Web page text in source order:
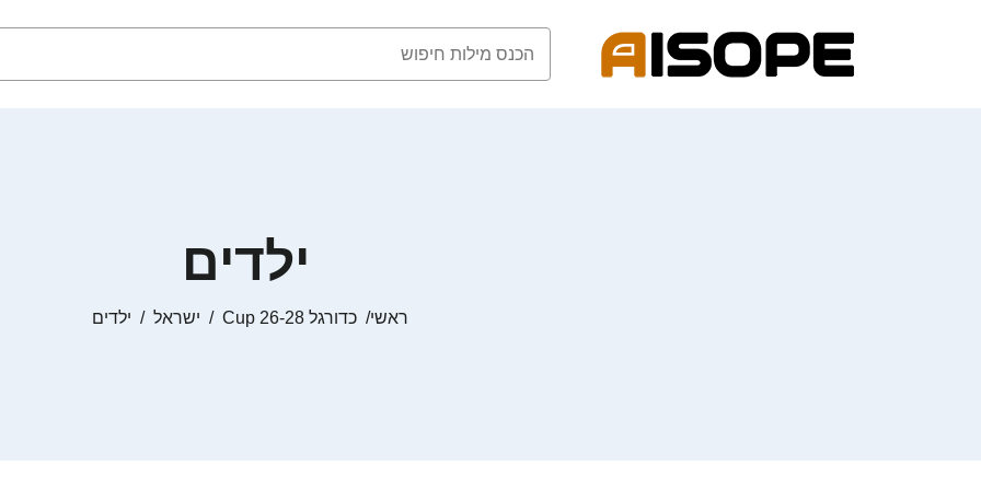
ילדים
ראשי כדורגל Cup 26-28 ישראל ילדים